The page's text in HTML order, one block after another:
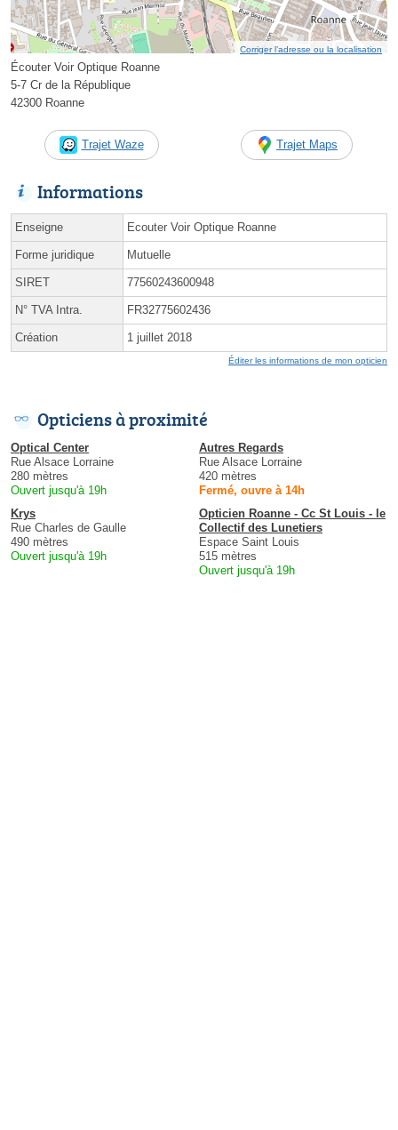
Corriger l’adresse ou la localisation
Écouter Voir Optique Roanne
5-7 Cr de la République
42300 Roanne
Trajet Waze Trajet Maps
Informations
Enseigne Ecouter Voir Optique Roanne
Forme juridique Mutuelle
SIRET 77560243600948
N° TVA Intra. FR32775602436
Création 1 juillet 2018
Éditer les informations de mon opticien
Opticiens à proximité
Optical Center
Rue Alsace Lorraine
280 mètres
Ouvert jusqu'à 19h
Autres Regards
Rue Alsace Lorraine
420 mètres
Fermé, ouvre à 14h
Krys
Rue Charles de Gaulle
490 mètres
Ouvert jusqu'à 19h
Opticien Roanne - Cc St Louis - le
Collectif des Lunetiers
Espace Saint Louis
515 mètres
Ouvert jusqu'à 19h